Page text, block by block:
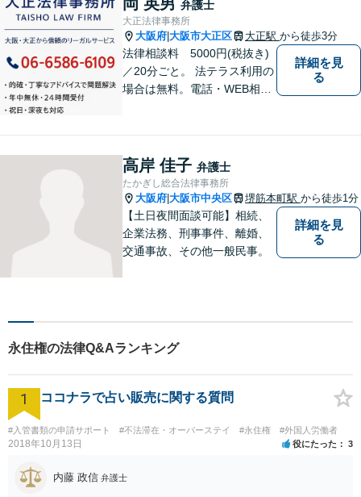
弁護士
大正法律事務所
大阪府 大阪市大正区 大正駅 から徒歩3分
法律相談料 5000円(税抜き)
／20分ごと。 法テラス利用の
場合は無料。電話・WEB相談
相談可能です。
詳細を見
る
高岸 佳子 弁護士
たかぎし総合法律事務所
大阪府 大阪市中央区 堺筋本町駅 から徒歩1分
【土日夜間面談可能】相続、
企業法務、刑事事件、離婚、
交通事故、その他一般民事。
詳細を見
る
永住権の法律Q&Aランキング
1 ココナラで占い販売に関する質問
#入管書類の申請サポート #不法滞在・オーバーステイ #永住権 #外国人労働者
2018年10月13日 役にたった 3
内藤 政信 弁護士